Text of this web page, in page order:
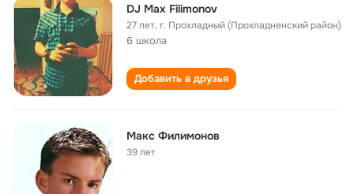
DJ Max Filimonov
27 лет,г. Прохладный (Прохладненский район)
6 школа
Добавить в друзья
Макс Филимонов
39 лет